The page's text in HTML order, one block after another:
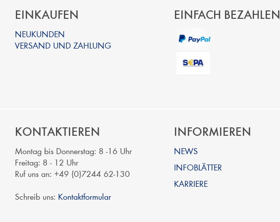
EINKAUFEN
NEUKUNDEN
VERSAND UND ZAHLUNG
EINFACH BEZAHLEN
KONTAKTIEREN
Montag bis Donnerstag: 8 -16 Uhr
Freitag: 8 - 12 Uhr
Ruf uns an: +49 (0)7244 62-130
Schreib uns: Kontaktformular
INFORMIEREN
NEWS
INFOBLÄTTER
KARRIERE